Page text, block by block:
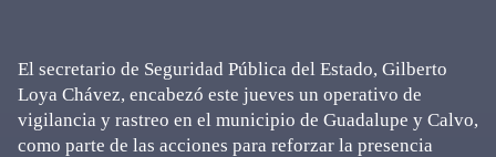
El secretario de Seguridad Pública del Estado, Gilberto
Loya Chávez, encabezó este jueves un operativo de
vigilancia y rastreo en el municipio de Guadalupe y Calvo,
como parte de las acciones para reforzar la presencia